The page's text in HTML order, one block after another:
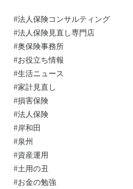
#法人保険コンサルティング
#法人保険見直し専門店
#奥保険事務所
#お役立ち情報
#生活ニュース
#家計見直し
#損害保険
#法人保険
#岸和田
#泉州
#資産運用⁡
#土用の丑
#お金の勉強⁡